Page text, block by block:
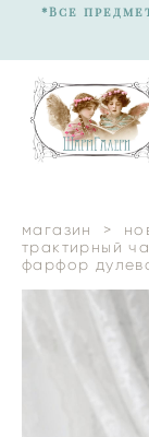
*Все
магазин >
трактирный
фарфор